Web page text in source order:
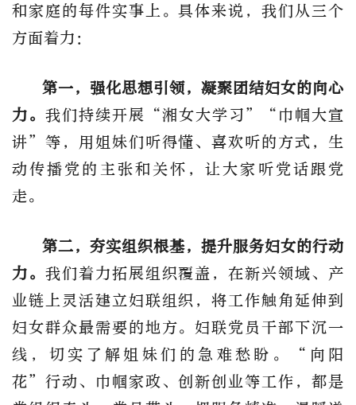
和家庭的每件实事上。具体来说，我们从三个
方面着力：
第一，强化思想引领，凝聚团结妇女的向心
力。 我们持续开展“湘女大学习”“巾帼大宣
讲”等，用姐妹们听得懂、喜欢听的方式，生
动传播党的主张和关怀，让大家听党话跟党
走。
第二，夯实组织根基，提升服务妇女的行动
力。 我们着力拓展组织覆盖，在新兴领域、产
业链上灵活建立妇联组织，将工作触角延伸到
妇女群众最需要的地方。妇联党员干部下沉一
线，切实了解姐妹们的急难愁盼。“向阳
花”行动、巾帼家政、创新创业等工作，都是